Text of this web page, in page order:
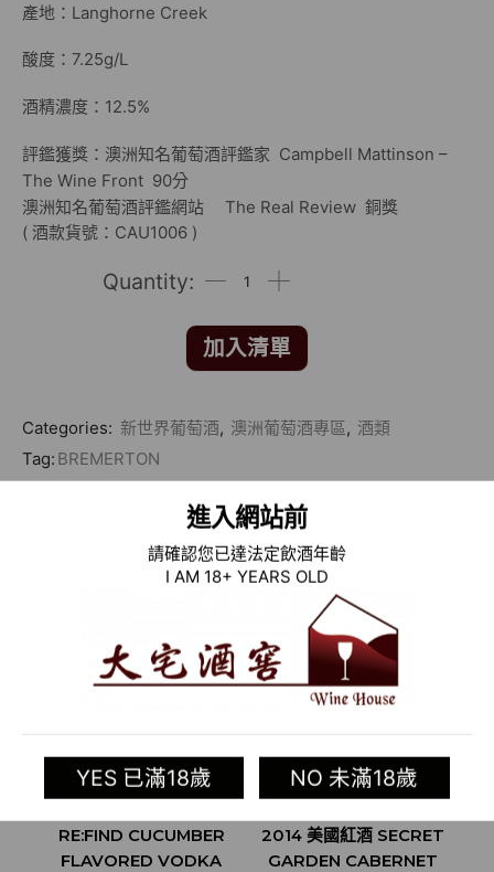
進入網站前
請確認您已達法定飲酒年齡
I AM 18+ YEARS OLD
YES 已滿18歲 NO 未滿18歲
產地：Langhorne Creek
酸度：7.25g/L
酒精濃度：12.5%
評鑑獲獎：澳洲知名葡萄酒評鑑家 Campbell Mattinson –
The Wine Front 90分
澳洲知名葡萄酒評鑑網站 The Real Review 銅獎
( 酒款貨號：CAU1006 )
加入清單
Categories: 新世界葡萄酒, 澳洲葡萄酒專區, 酒類
Tag: BREMERTON
相關商品
RE:FIND CUCUMBER
FLAVORED VODKA
2014 美國紅酒 SECRET
GARDEN CABERNET